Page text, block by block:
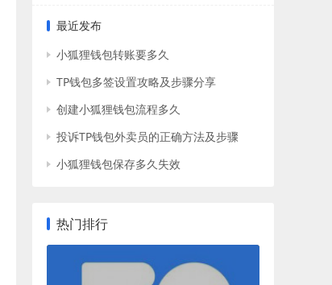
最近发布
小狐狸钱包转账要多久
TP钱包多签设置攻略及步骤分享
创建小狐狸钱包流程多久
投诉TP钱包外卖员的正确方法及步骤
小狐狸钱包保存多久失效
热门排行